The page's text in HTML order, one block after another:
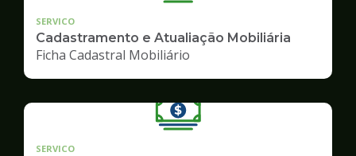
SERVICO
Cadastramento e Atualiação Mobiliária
Ficha Cadastral Mobiliário
SERVICO